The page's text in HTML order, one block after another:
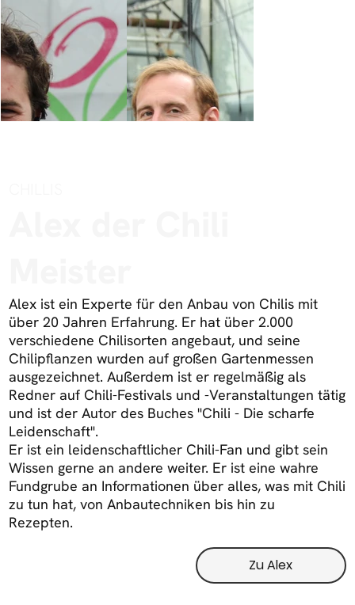
Alex ist ein Experte für den Anbau von Chilis mit
über 20 Jahren Erfahrung. Er hat über 2.000
verschiedene Chilisorten angebaut, und seine
Chilipflanzen wurden auf großen Gartenmessen
ausgezeichnet. Außerdem ist er regelmäßig als
Redner auf Chili-Festivals und -Veranstaltungen tätig
und ist der Autor des Buches "Chili - Die scharfe
Leidenschaft".
Er ist ein leidenschaftlicher Chili-Fan und gibt sein
Wissen gerne an andere weiter. Er ist eine wahre
Fundgrube an Informationen über alles, was mit Chili
zu tun hat, von Anbautechniken bis hin zu
Rezepten.
Zu Alex